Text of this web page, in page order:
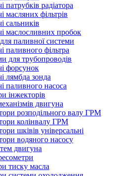
патрубків радіатора
масляних фільтрів
сальників
маслосливних пробок
паливної системи
паливного фільтра
для трубопроводів
форсунок
лямбда зонда
паливного насоса
інжекторів
двигуна
розподільного валу ГРМ
колінвалу ГРМ
шківів універсальні
водяного насосу
двигуна
тиску масла